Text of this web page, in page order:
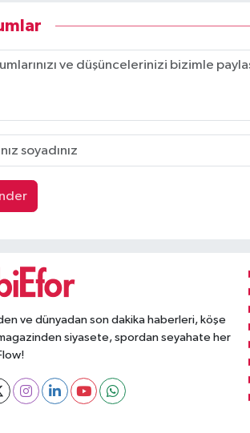
ve dünyadan son dakika haberleri, köşe
magazinden siyasete, spordan seyahate her